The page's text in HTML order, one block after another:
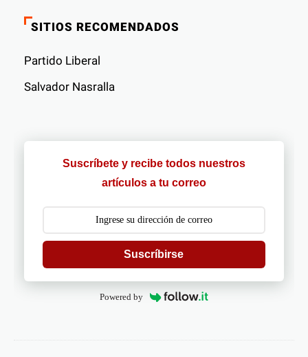
SITIOS RECOMENDADOS
Partido Liberal
Salvador Nasralla
Suscríbete y recibe todos nuestros
artículos a tu correo
Suscríbirse
Powered by